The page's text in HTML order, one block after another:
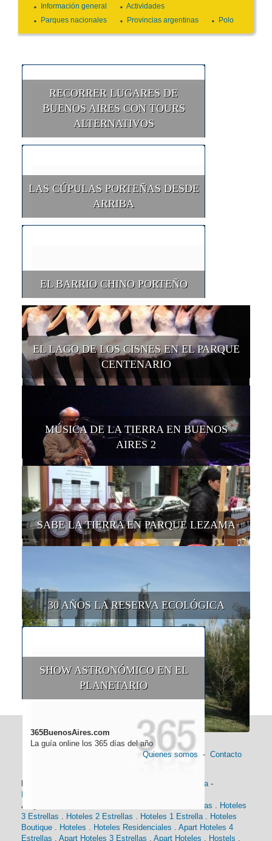
Información general
Actividades
Parques nacionales
Provincias argentinas Polo
RECORRER LUGARES DE
BUENOS AIRES CON TOURS
ALTERNATIVOS
LAS CÚPULAS PORTEÑAS DESDE
ARRIBA
EL BARRIO CHINO PORTEÑO
EL LAGO DE LOS CISNES EN EL PARQUE
CENTENARIO
MÚSICA DE LA TIERRA EN BUENOS
AIRES 2
SABE LA TIERRA EN PARQUE LEZAMA
30 AÑOS LA RESERVA ECOLÓGICA
SHOW ASTRONÓMICO EN EL
PLANETARIO
365BuenosAires.com
La guía online los 365 días del año
Quienes somos - Contacto
Historia -
Alojamiento:
Hoteles 4 Estrellas
Hoteles
3 Estrellas
Hoteles 2 Estrellas Hoteles 1 Estrella
Hoteles
Boutique
Hoteles Hoteles Residenciales
Apart Hoteles 4
Estrellas
Apart Hoteles 3 Estrellas Apart Hoteles Hostels